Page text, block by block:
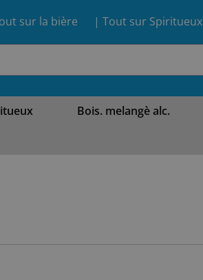
sur la bière | Tout sur Spiritueux
Bois. melangè alc.